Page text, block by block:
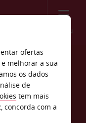
Menu
ofertas
melhorar a sua
os dados
de
tem mais
concorda com a